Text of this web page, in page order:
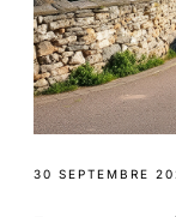
30 SEPTEMBRE